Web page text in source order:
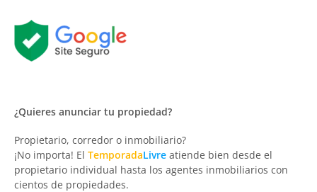
¿Quieres anunciar tu propiedad?
Propietario, corredor o inmobiliario?
¡No importa! El TemporadaLivre atiende bien desde el
propietario individual hasta los agentes inmobiliarios con
cientos de propiedades.